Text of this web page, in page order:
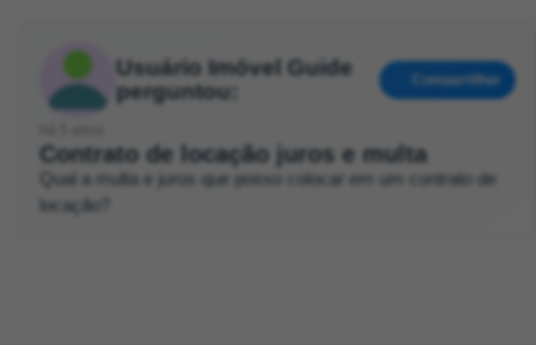
Usuário Imóvel Guide
perguntou:
Compartilhar
Contrato de locação juros e multa
Qual a multa e juros que posso colocar em um contrato de
locação?